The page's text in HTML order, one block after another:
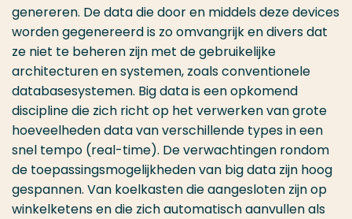
genereren. De data die door en middels deze devices
worden gegenereerd is zo omvangrijk en divers dat
ze niet te beheren zijn met de gebruikelijke
architecturen en systemen, zoals conventionele
databasesystemen. Big data is een opkomend
discipline die zich richt op het verwerken van grote
hoeveelheden data van verschillende types in een
snel tempo (real-time). De verwachtingen rondom
de toepassingsmogelijkheden van big data zijn hoog
gespannen. Van koelkasten die aangesloten zijn op
winkelketens en die zich automatisch aanvullen als